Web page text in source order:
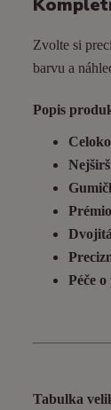
Zvolte si
barvu a
Popis
Péče
Tabulka